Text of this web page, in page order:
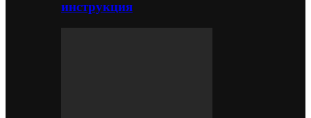
инструкция